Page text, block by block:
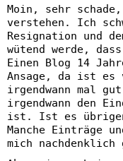
Moin, sehr
verstehen. Ich
Resignation und
wütend werde,
Einen Blog 14
Ansage, da ist es
irgendwann mal
irgendwann den
ist. Ist es
Manche Einträge
mich nachdenklich